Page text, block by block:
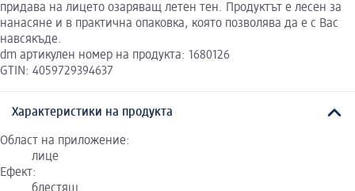
придава на лицето озаряващ летен тен. Продуктът е лесен за
нанасяне и в практична опаковка, която позволява да е с Вас
навсякъде.
dm артикулен номер на продукта: 1680126
GTIN: 4059729394637
Характеристики на продукта
Област на приложение:
лице
Ефект: